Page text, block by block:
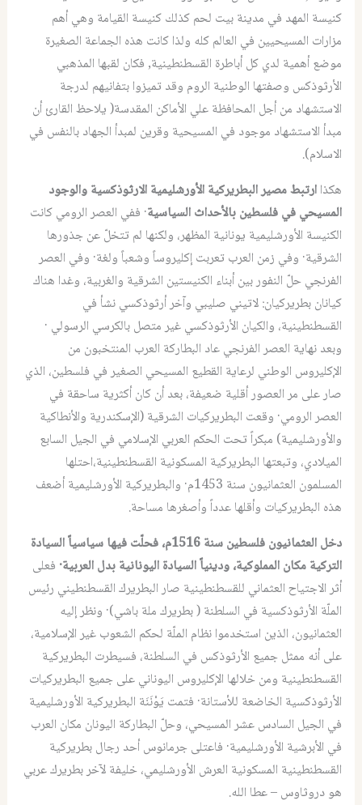
كنيسة المهد في مدينة بيت لحم كذلك كنيسة القيامة وهي أهم
مزارات المسيحيين في العالم كله ولذا كانت هذه الجماعة الصغيرة
موضع أهمية لدي كل أباطرة القسطنطينية‏,‏ فكان لقبها المذهبي
الأرثوذكس وصفتها الوطنية الروم وقد تميزوا بتفانيهم لدرجة
الاستشهاد من أجل المحافظة علي الأماكن المقدسة‏(‏ يلاحظ القارئ أن
مبدأ الاستشهاد موجود في المسيحية وقرين لمبدأ الجهاد بالنفس في
الاسلام‏).‏
هكذاارتبط مصير البطريركية الأورشليمية الارثوذكسية والوجود
المسيحي في فلسطين بالأحداث السياسية· ففي العصر الرومي كانت
الكنيسة الأورشليمية يونانية المظهر، ولكنها لم تتخلّ عن جذورها
الشرقية· وفي زمن العرب تعربت إكليروساً وشعباً ولغة· وفي العصر
الفرنجي حلّ النفور بين أبناء الكنيستين الشرقية والغربية، وغدا هناك
كيانان بطريركيان: لاتيني صليبي وآخر أرثوذكسي نشأ في
القسطنطينية، والكيان الأرثوذكسي غير متصل بالكرسي الرسولي ·
وبعد نهاية العصر الفرنجي عاد البطاركة العرب المنتخبون من
الإكليروس الوطني لرعاية القطيع المسيحي الصغير في فلسطين، الذي
صار على مر العصور أقلية ضعيفة، بعد أن كان أكثرية ساحقة في
العصر الرومي· وقعت البطريركيات الشرقية (الإسكندرية والأنطاكية
والأورشليمية) مبكراً تحت الحكم العربي الإسلامي في الجيل السابع
الميلادي، وتبعتها البطريركية المسكونية القسطنطينية،احتلها
المسلمون العثمانيون سنة 1453م· والبطريركية الأورشليمية أضعف
هذه البطريركيات وأقلها عدداً وأصغرها مساحة.
دخل العثمانيون فلسطين سنة 1516م، فحلّت فيها سياسياً السيادة
التركية مكان المملوكية، ودينياً السيادة اليونانية بدل العربية· فعلى
أثر الاجتياح العثماني للقسطنطينية صار البطريرك القسطنطيني رئيس
الملّة الأرثوذكسية في السلطنة ( بطريرك ملة باشي)· ونظر إليه
العثمانيون، الذين استخدموا نظام الملّة لحكم الشعوب غير الإسلامية،
على أنه ممثل جميع الأرثوذكس في السلطنة، فسيطرت البطريركية
القسطنطينية ومن خلالها الإكليروس اليوناني على جميع البطريركيات
الأرثوذكسية الخاضعة للأستانة· فتمت يَوْنَنَة البطريركية الأورشليمية
في الجيل السادس عشر المسيحي، وحلّ البطاركة اليونان مكان العرب
في الأبرشية الأورشليمية· فاعتلى جرمانوس أحد رجال بطريركية
القسطنطينية المسكونية العرش الأورشليمي، خليفة لآخر بطريرك عربي
هو دروثاوس – عطا الله.